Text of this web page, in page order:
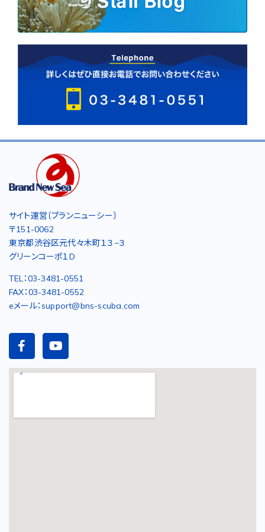
サイト運営〔ブランニューシー〕
〒151-0062
東京都渋谷区元代々木町１３−３
グリーンコーポ１D
TEL：03-3481-0551
FAX：03-3481-0552
eメール：support@bns-scuba.com